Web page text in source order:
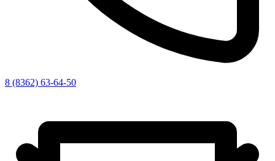
8 (8362) 63-64-50